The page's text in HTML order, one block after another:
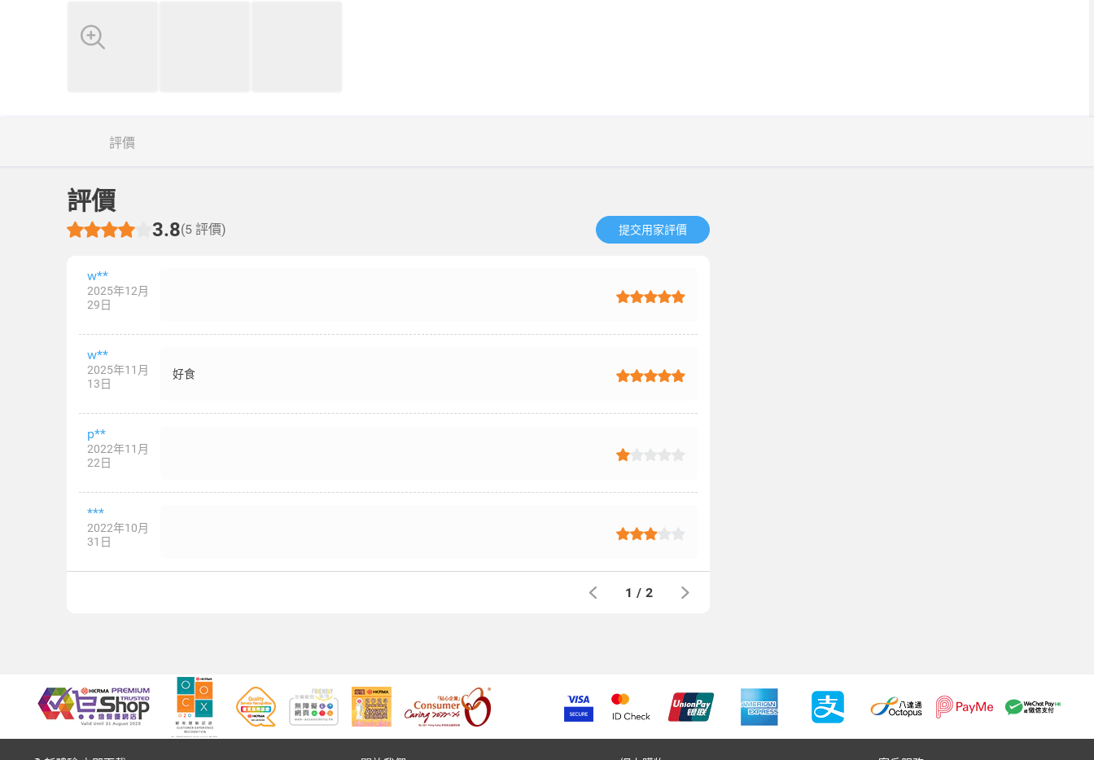
評價
評價
3.8(5 評價) 提交用家評價​
w**
2025年12月
29日
w**
2025年11月
13日
好食
p**
2022年11月
22日
***
2022年10月
31日
1 / 2